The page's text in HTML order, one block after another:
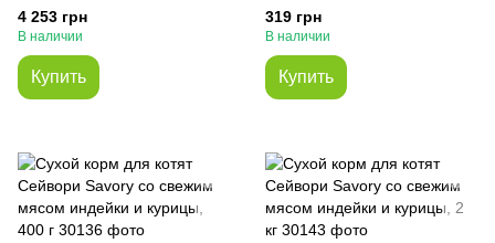
Chicken, 8 кг
4 253 грн
В наличии
Купить
Сейвори Savory Adult Cat
Gourmand Fresh Salmon&White
319 грн
В наличии
Купить